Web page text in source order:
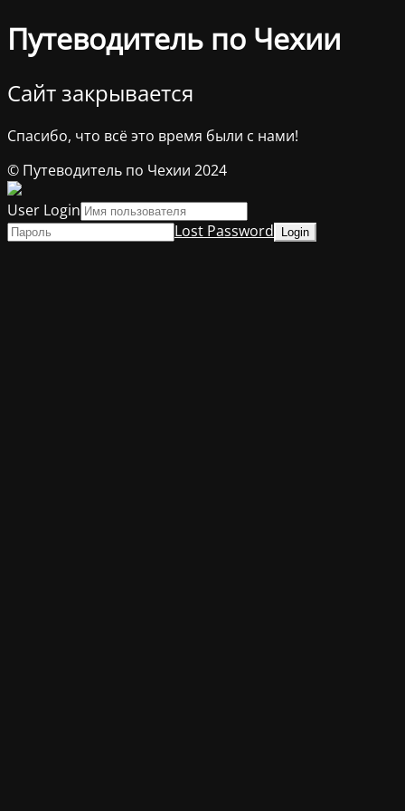
Путеводитель по Чехии
Сайт закрывается
Спасибо, что всё это время были с нами!
© Путеводитель по Чехии 2024
User Login
Lost Password